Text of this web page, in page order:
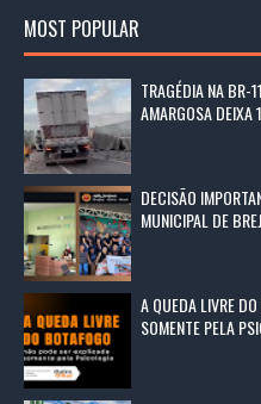
MOST POPULAR
TRAGÉDIA NA BR-
AMARGOSA DEIXA
DECISÃO
MUNICIPAL DE
A QUEDA LIVRE
SOMENTE PELA